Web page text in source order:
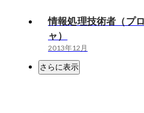
情報処理技術者（プ
ャ）
2013年12月
さらに表示